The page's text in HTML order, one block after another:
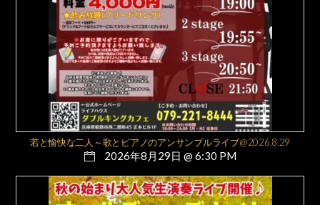
若と愉快な二人～歌とピアノのアンサンブルライブ@2026.8.29
2026年8月29日 @ 6:30 PM